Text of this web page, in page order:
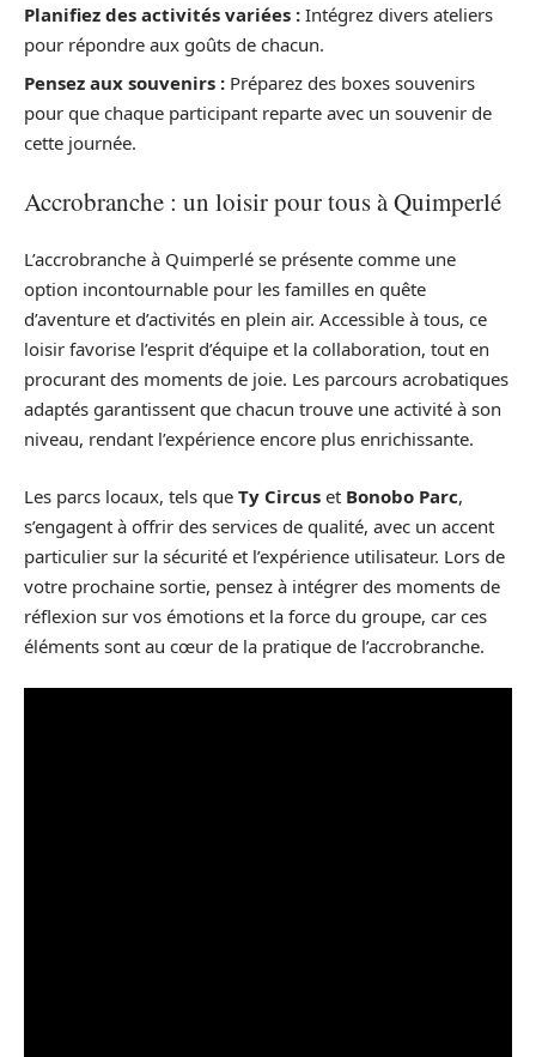
Planifiez des activités variées : Intégrez divers ateliers
pour répondre aux goûts de chacun.
Pensez aux souvenirs : Préparez des boxes souvenirs
pour que chaque participant reparte avec un souvenir de
cette journée.
Accrobranche : un loisir pour tous à Quimperlé
L’accrobranche à Quimperlé se présente comme une
option incontournable pour les familles en quête
d’aventure et d’activités en plein air. Accessible à tous, ce
loisir favorise l’esprit d’équipe et la collaboration, tout en
procurant des moments de joie. Les parcours acrobatiques
adaptés garantissent que chacun trouve une activité à son
niveau, rendant l’expérience encore plus enrichissante.
Les parcs locaux, tels que Ty Circus et Bonobo Parc,
s’engagent à offrir des services de qualité, avec un accent
particulier sur la sécurité et l’expérience utilisateur. Lors de
votre prochaine sortie, pensez à intégrer des moments de
réflexion sur vos émotions et la force du groupe, car ces
éléments sont au cœur de la pratique de l’accrobranche.